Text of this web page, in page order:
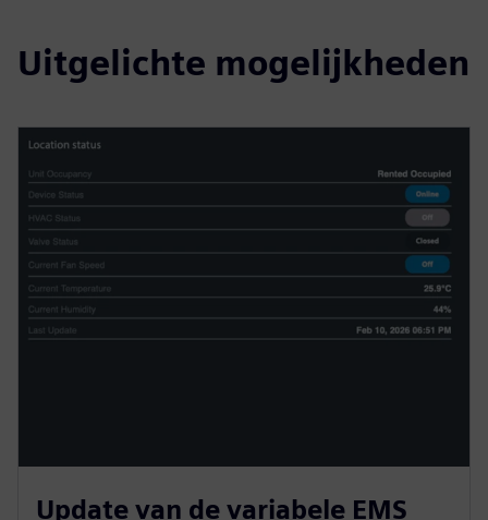
Uitgelichte mogelijkheden
Update van de variabele EMS